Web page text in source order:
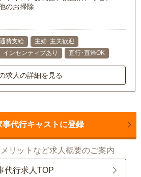
のお掃除
費支給
主婦･主夫歓迎
インセンティブあり 直行･直帰OK
求人の詳細を見る
事代行キャストに登録
リットなど求人概要のご案内
代行求人TOP